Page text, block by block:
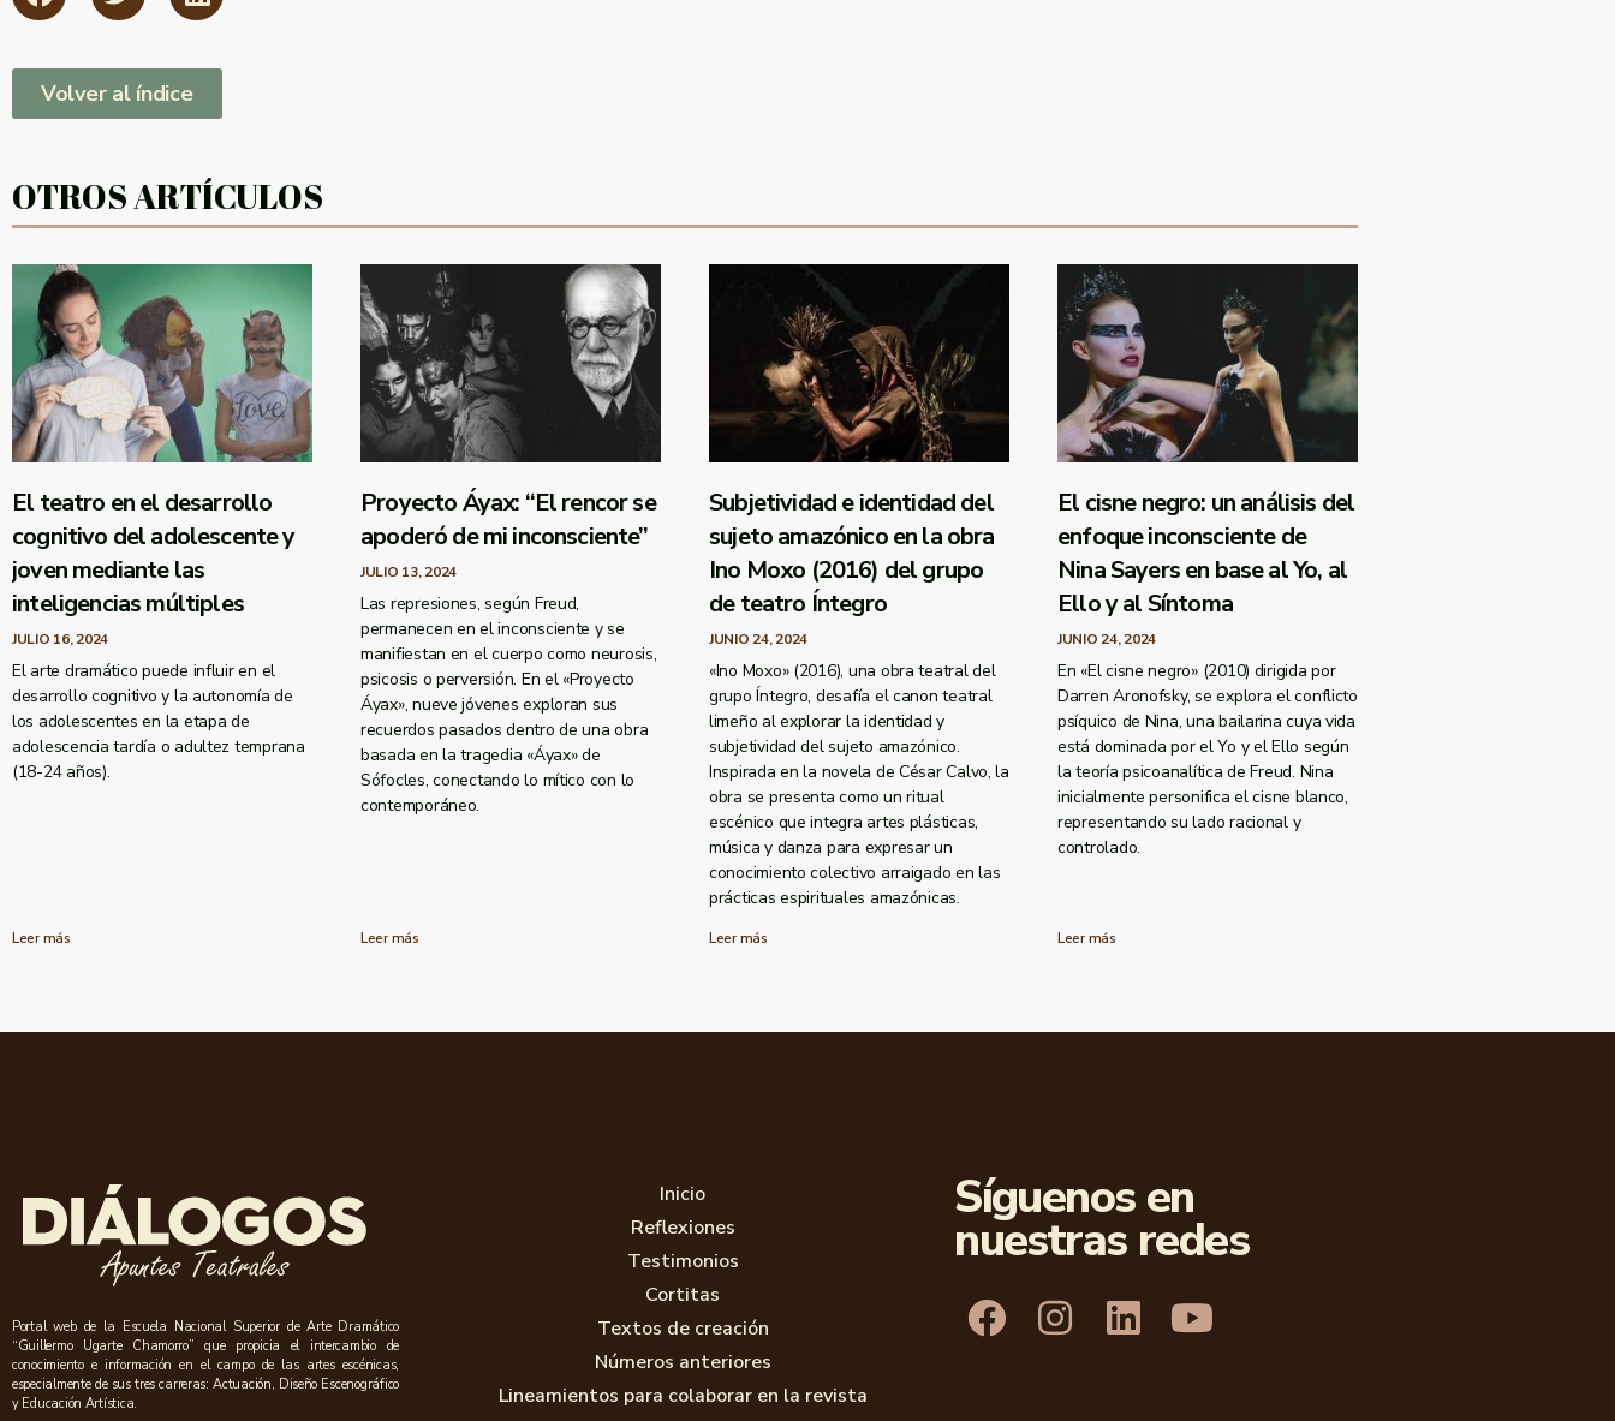
Volver al índice
OTROS ARTÍCULOS
El teatro en el desarrollo
cognitivo del adolescente y
joven mediante las
inteligencias múltiples
JULIO 16, 2024
El arte dramático puede influir en el
desarrollo cognitivo y la autonomía de
los adolescentes en la etapa de
adolescencia tardía o adultez temprana
(18-24 años).
Leer más
Proyecto Áyax: “El rencor se
apoderó de mi inconsciente”
JULIO 13, 2024
Las represiones, según Freud,
permanecen en el inconsciente y se
manifiestan en el cuerpo como neurosis,
psicosis o perversión. En el «Proyecto
Áyax», nueve jóvenes exploran sus
recuerdos pasados dentro de una obra
basada en la tragedia «Áyax» de
Sófocles, conectando lo mítico con lo
contemporáneo.
Leer más
Subjetividad e identidad del
sujeto amazónico en la obra
Ino Moxo (2016) del grupo
de teatro Íntegro
JUNIO 24, 2024
«Ino Moxo» (2016), una obra teatral del
grupo Íntegro, desafía el canon teatral
limeño al explorar la identidad y
subjetividad del sujeto amazónico.
Inspirada en la novela de César Calvo, la
obra se presenta como un ritual
escénico que integra artes plásticas,
música y danza para expresar un
conocimiento colectivo arraigado en las
prácticas espirituales amazónicas.
Leer más
El cisne negro: un análisis del
enfoque inconsciente de
Nina Sayers en base al Yo, al
Ello y al Síntoma
JUNIO 24, 2024
En «El cisne negro» (2010) dirigida por
Darren Aronofsky, se explora el conflicto
psíquico de Nina, una bailarina cuya vida
está dominada por el Yo y el Ello según
la teoría psicoanalítica de Freud. Nina
inicialmente personifica el cisne blanco,
representando su lado racional y
controlado.
Leer más
Portal web de la Escuela Nacional Superior de Arte Dramático
“Guillermo Ugarte Chamorro” que propicia el intercambio de
conocimiento e información en el campo de las artes escénicas,
especialmente de sus tres carreras: Actuación, Diseño Escenográfico
y Educación Artística.
Inicio
Reflexiones
Testimonios
Cortitas
Textos de creación
Números anteriores
Lineamientos para colaborar en la revista
Síguenos en
nuestras redes